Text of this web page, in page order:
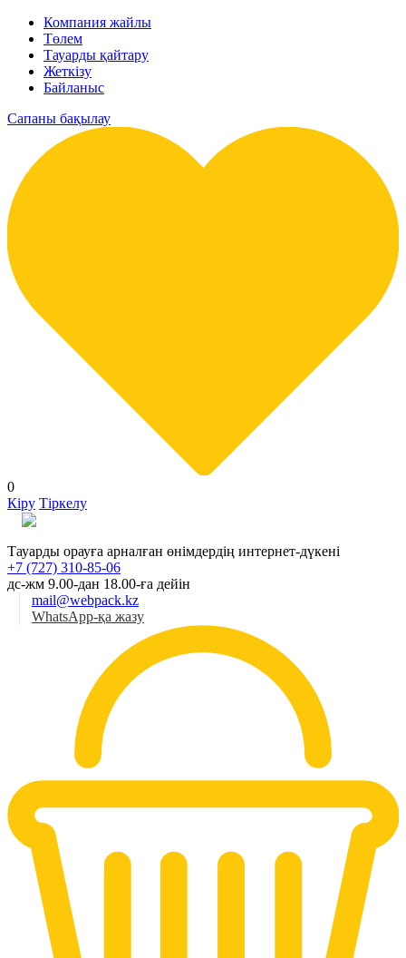
Компания жайлы
Төлем
Тауарды қайтару
Жеткізу
Байланыс
Сапаны бақылау
0
Кіру Тіркелу
Тауарды орауға арналған өнімдердің интернет-дүкені
+7 (727) 310-85-06
дс-жм 9.00-дан 18.00-ға дейін
mail@webpack.kz
WhatsApp-қа жазу